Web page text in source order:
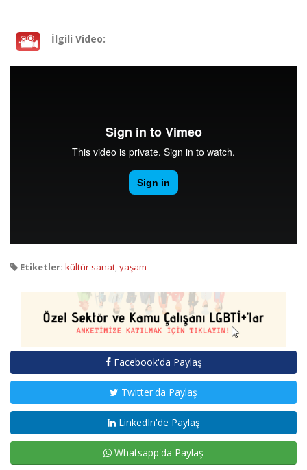
İlgili Video:
Etiketler: kültür sanat,yaşam
Facebook'da Paylaş
Twitter'da Paylaş
LinkedIn'de Paylaş
Whatsapp'da Paylaş